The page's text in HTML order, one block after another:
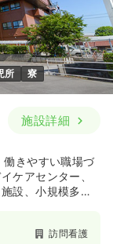
所 寮
施設詳細
きやすい職場づ
ケアセンター、
設、小規模多機
です。 訪問看護